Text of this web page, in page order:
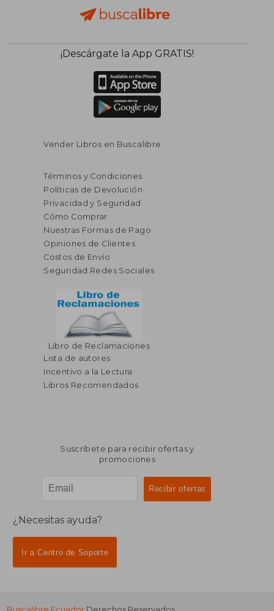
¡Descárgate la App GRATIS!
Vender Libros en Buscalibre
Términos y Condiciones
Políticas de Devolución
Privacidad y Seguridad
Cómo Comprar
Nuestras Formas de Pago
Opiniones de Clientes
Costos de Envío
Seguridad Redes Sociales
Libro de Reclamaciones
Lista de autores
Incentivo a la Lectura
Libros Recomendados
Suscríbete para recibir ofertas y
promociones
¿Necesitas ayuda?
Ir a Centro de Soporte